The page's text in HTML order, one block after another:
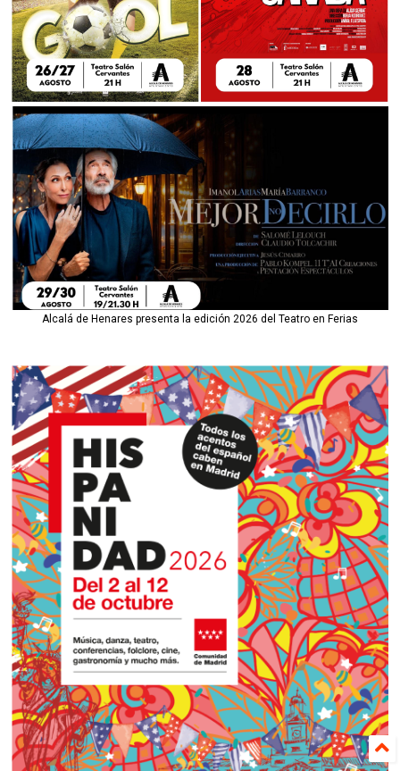
Alcalá de Henares presenta la edición 2026 del Teatro en Ferias